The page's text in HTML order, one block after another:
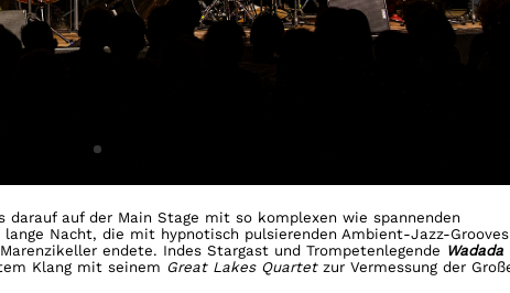
auf der Main Stage mit so komplexen wie spannenden
Nacht, die mit hypnotisch pulsierenden Ambient-Jazz-
endete. Indes Stargast und Trompetenlegende Wadada
Klang mit seinem Great Lakes Quartetzur Vermessung der